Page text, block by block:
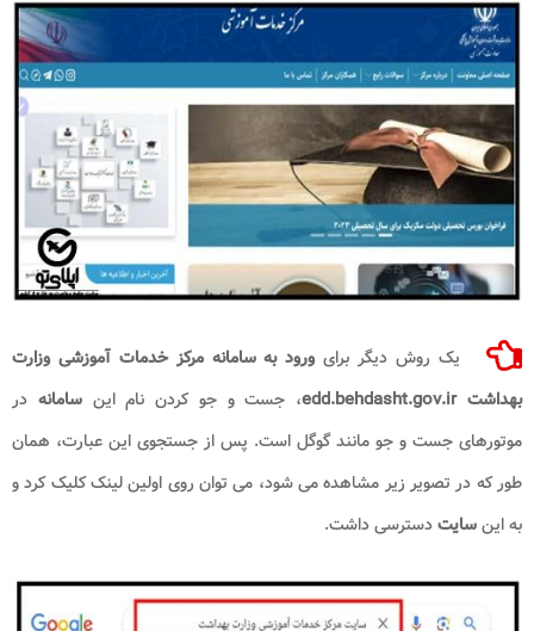
یک روش دیگر برای ورود به سامانه مرکز خدمات آموزشی وزارت
بهداشت edd.behdasht.gov.ir
، جست و جو کردن نام اینسامانه در
موتورهای جست و جو مانند گوگل است. پس از جستجوی این عبارت، همان
طور که در تصویر زیر مشاهده می شود، می توان روی اولین لینک کلیک کرد و
به اینسایتدسترسی داشت.